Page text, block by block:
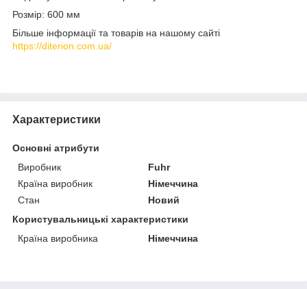
Розмір: 600 мм
Більше інформації та товарів на нашому сайті
https://diterion.com.ua/
Характеристики
Основні атрибути
Виробник
Fuhr
Країна виробник
Німеччина
Стан
Новий
Користувальницькі характеристики
Країна виробника
Німеччина